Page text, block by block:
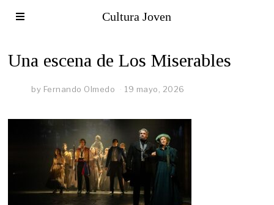
Cultura Joven
Una escena de Los Miserables
by Fernando Olmedo 19 mayo, 2026